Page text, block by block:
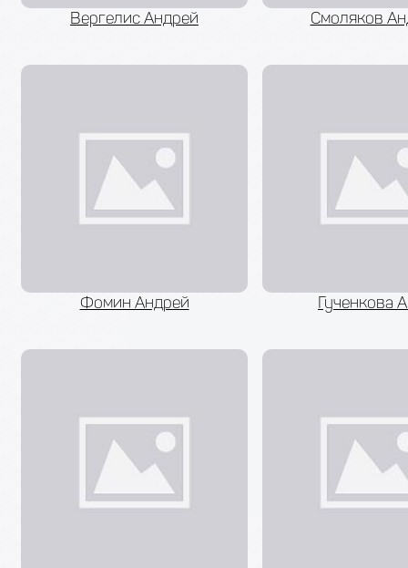
Вергелис Андрей Смоляков
Фомин Андрей Гученкова